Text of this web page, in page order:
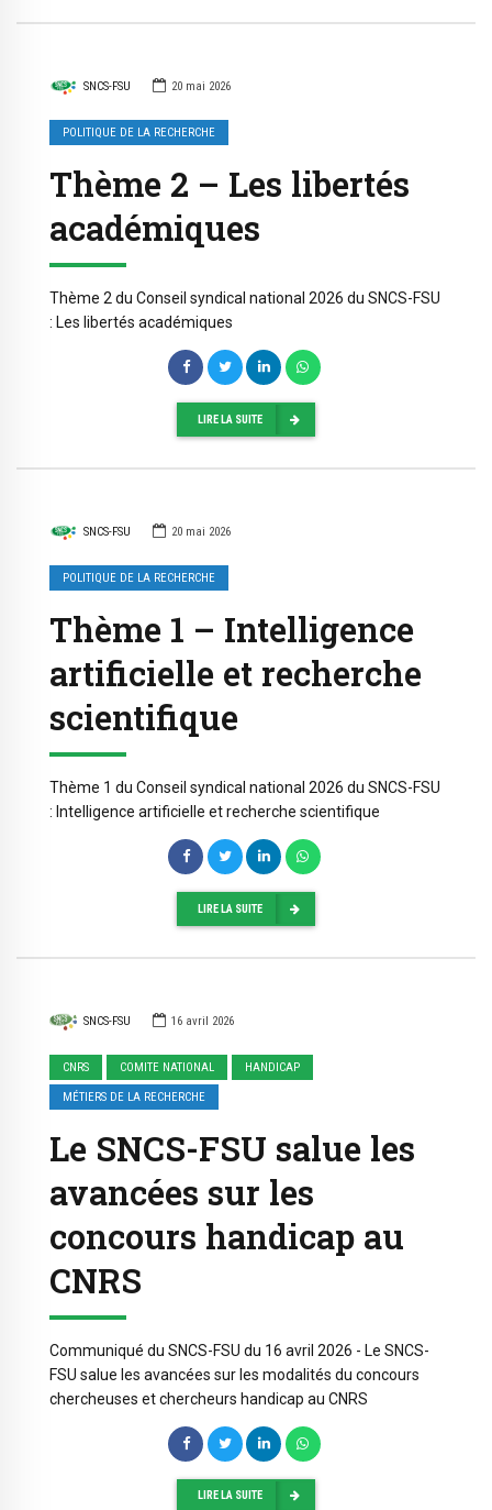
SNCS-FSU 20 mai 2026
POLITIQUE DE LA RECHERCHE
Thème 2 – Les libertés
académiques
Thème 2 du Conseil syndical national 2026 du SNCS-FSU
: Les libertés académiques
LIRE LA SUITE
SNCS-FSU 20 mai 2026
POLITIQUE DE LA RECHERCHE
Thème 1 – Intelligence
artificielle et recherche
scientifique
Thème 1 du Conseil syndical national 2026 du SNCS-FSU
: Intelligence artificielle et recherche scientifique
LIRE LA SUITE
SNCS-FSU 16 avril 2026
CNRS COMITE NATIONAL HANDICAP
MÉTIERS DE LA RECHERCHE
Le SNCS-FSU salue les
avancées sur les
concours handicap au
CNRS
Communiqué du SNCS-FSU du 16 avril 2026 - Le SNCS-
FSU salue les avancées sur les modalités du concours
chercheuses et chercheurs handicap au CNRS
LIRE LA SUITE